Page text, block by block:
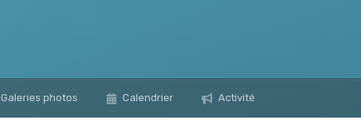
Galeries photos Calendrier Activité